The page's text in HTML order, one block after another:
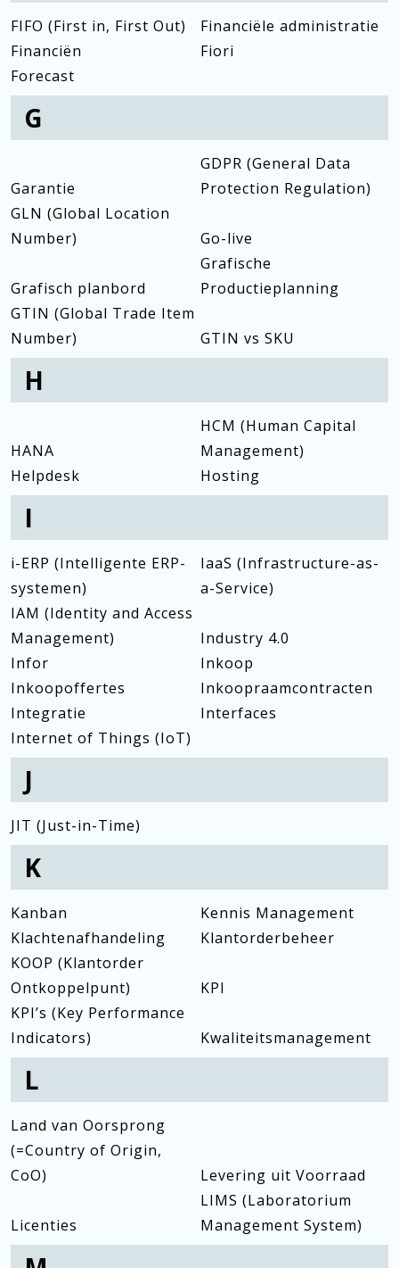
FIFO (First in, First Out)
Financiële administratie
Financiën
Fiori
Forecast
G
Garantie
GDPR (General Data
Protection Regulation)
GLN (Global Location
Number)
Go-live
Grafisch planbord
Grafische
Productieplanning
GTIN (Global Trade Item
Number)
GTIN vs SKU
H
HANA
HCM (Human Capital
Management)
Helpdesk
Hosting
I
i-ERP (Intelligente ERP-
systemen)
IaaS (Infrastructure-as-
a-Service)
IAM (Identity and Access
Management)
Industry 4.0
Infor
Inkoop
Inkoopoffertes
Inkoopraamcontracten
Integratie
Interfaces
Internet of Things (IoT)
J
JIT (Just-in-Time)
K
Kanban
Kennis Management
Klachtenafhandeling
Klantorderbeheer
KOOP (Klantorder
Ontkoppelpunt)
KPI
KPI’s (Key Performance
Indicators)
Kwaliteitsmanagement
L
Land van Oorsprong
(=Country of Origin,
CoO)
Levering uit Voorraad
Licenties
LIMS (Laboratorium
Management System)